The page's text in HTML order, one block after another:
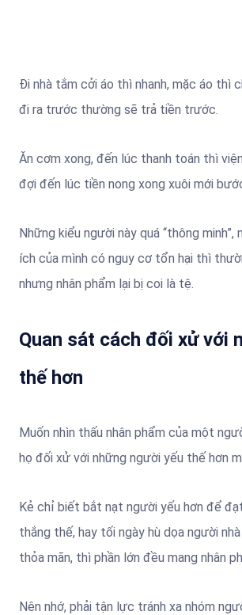
Đi nhà tắm cởi áo thì nhanh, mặc áo thì
đi ra trước thường sẽ trả tiền trước.
Ăn cơm xong, đến lúc thanh toán thì
đợi đến lúc tiền nong xong xuôi mới
Những kiểu người này quá “thông
ích của mình có nguy cơ tổn hại thì
nhưng nhân phẩm lại bị coi là tệ.
Quan sát cách đối xử với
thế hơn
Muốn nhìn thấu nhân phẩm của một
họ đối xử với những người yếu thế hơn
Kẻ chỉ biết bắt nạt người yếu hơn để
thắng thế, hay tối ngày hù dọa người
thỏa mãn, thì phần lớn đều mang nhân
Nên nhớ, phải tận lực tránh xa nhóm